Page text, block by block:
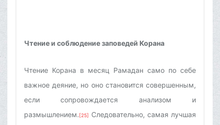
Чтение и соблюдение заповедей Корана
Чтение Корана в месяц Рамадан само по себе
важное деяние, но оно становится совершенным,
если сопровождается анализом и
размышлением.[25] Следовательно, самая лучшая